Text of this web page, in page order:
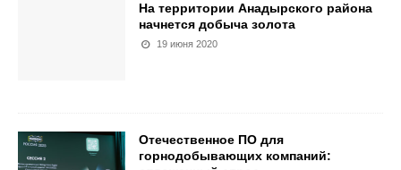
На территории Анадырского района
начнется добыча золота
19 июня 2020
Отечественное ПО для
горнодобывающих компаний: